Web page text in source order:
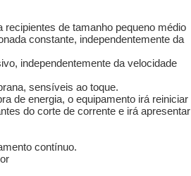
recipientes de tamanho pequeno médio
constante, independentemente da
independentemente da velocidade
sensíveis ao toque.
de energia, o equipamento irá reiniciar
do corte de corrente e irá apresentar
contínuo.